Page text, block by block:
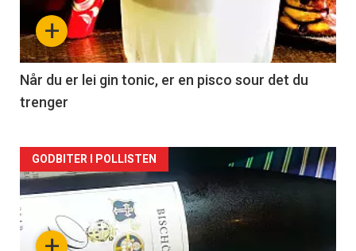
nå
-
2
+
Når du er lei gin tonic, er en pisco sour det du
trenger
Forsiden
akkurat
nå
GODBITER I POLLISTEN